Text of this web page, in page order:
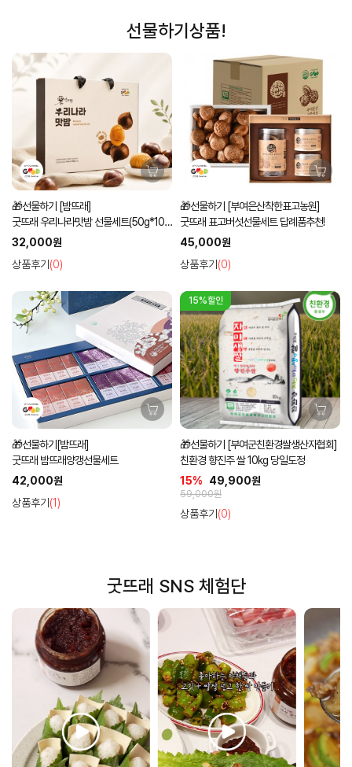
선물하기상품!
🎁선물하기 [밤뜨래]
굿뜨래 우리나라맛밤 선물세트(50g*10
입)
32,000원
상품후기 (0)
🎁선물하기 [부여은산착한표고농원]
굿뜨래 표고버섯선물세트 답례품추천!
45,000원
상품후기 (0)
🎁선물하기[밤뜨래]
굿뜨래 밤뜨래양갱선물세트
42,000원
상품후기 (1)
15%할인
🎁선물하기 [부여군친환경쌀생산자협회]
친환경 향진주 쌀 10kg 당일도정
15%
49,900원
59,000원
상품후기 (0)
굿뜨래 SNS 체험단